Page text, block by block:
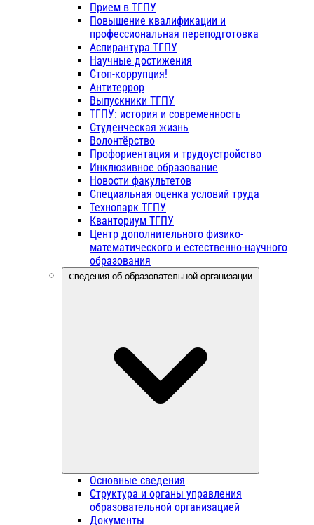
Прием в ТГПУ
Повышение квалификации и
профессиональная переподготовка
Аспирантура ТГПУ
Научные достижения
Стоп-коррупция!
Антитеррор
Выпускники ТГПУ
ТГПУ: история и современность
Студенческая жизнь
Волонтёрство
Профориентация и трудоустройство
Инклюзивное образование
Новости факультетов
Специальная оценка условий труда
Технопарк ТГПУ
Кванториум ТГПУ
Центр дополнительного физико-
математического и естественно-научного
образования
Сведения об образовательной организации
Основные сведения
Структура и органы управления
образовательной организацией
Документы